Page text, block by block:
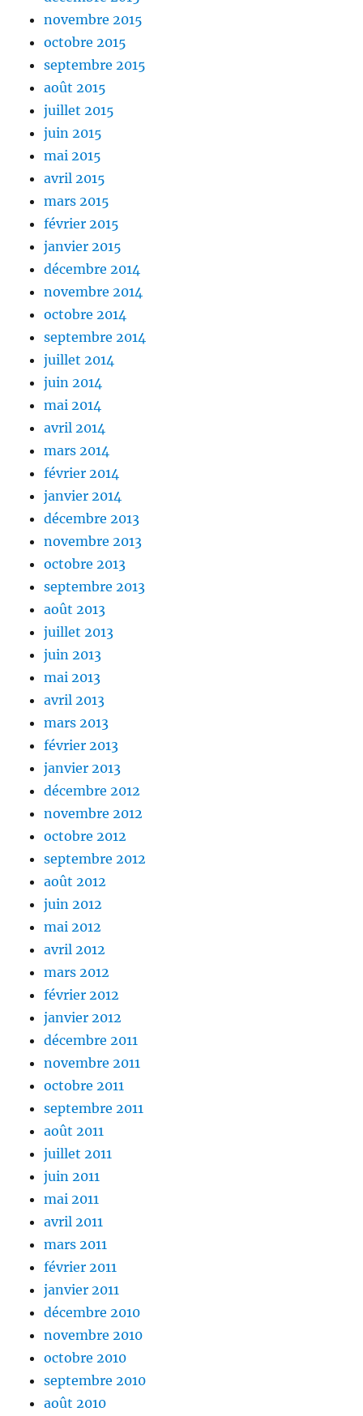
novembre 2015
octobre 2015
septembre 2015
août 2015
juillet 2015
juin 2015
mai 2015
avril 2015
mars 2015
février 2015
janvier 2015
décembre 2014
novembre 2014
octobre 2014
septembre 2014
juillet 2014
juin 2014
mai 2014
avril 2014
mars 2014
février 2014
janvier 2014
décembre 2013
novembre 2013
octobre 2013
septembre 2013
août 2013
juillet 2013
juin 2013
mai 2013
avril 2013
mars 2013
février 2013
janvier 2013
décembre 2012
novembre 2012
octobre 2012
septembre 2012
août 2012
juin 2012
mai 2012
avril 2012
mars 2012
février 2012
janvier 2012
décembre 2011
novembre 2011
octobre 2011
septembre 2011
août 2011
juillet 2011
juin 2011
mai 2011
avril 2011
mars 2011
février 2011
janvier 2011
décembre 2010
novembre 2010
octobre 2010
septembre 2010
août 2010